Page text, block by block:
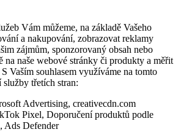
Vám můžeme, na základě Vašeho
a nakupování, zobrazovat reklamy
zájmům, sponzorovaný obsah nebo
na naše webové stránky či produkty a měřit
Vaším souhlasem využíváme na tomto
třetích stran:
Advertising, creativecdn.com
Pixel, Doporučení produktů podle
Ads Defender